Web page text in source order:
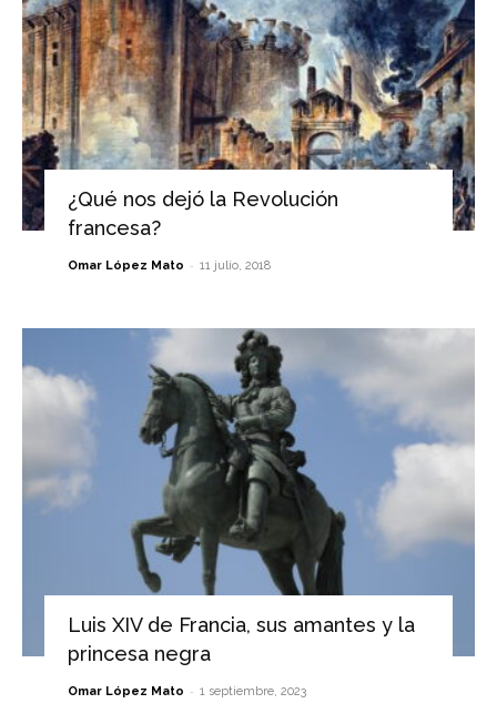
¿Qué nos dejó la Revolución
francesa?
Omar López Mato - 11 julio, 2018
Luis XIV de Francia, sus amantes y la
princesa negra
Omar López Mato - 1 septiembre, 2023